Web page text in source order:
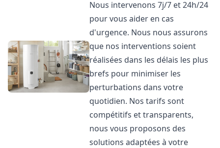
Nous intervenons 7j/7 et 24h/24
pour vous aider en cas
d'urgence. Nous nous assurons
que nos interventions soient
réalisées dans les délais les plus
brefs pour minimiser les
perturbations dans votre
quotidien. Nos tarifs sont
compétitifs et transparents,
nous vous proposons des
solutions adaptées à votre